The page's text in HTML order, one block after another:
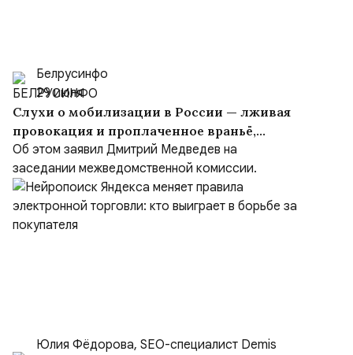
Белрусинфо
29 июля
Слухи о мобилизации в России — лживая
провокация и проплаченное враньё,
вброшенное врагом
Об этом заявил Дмитрий Медведев на
заседании межведомственной комиссии.
Юлия Фёдорова, SEO-специалист Demis